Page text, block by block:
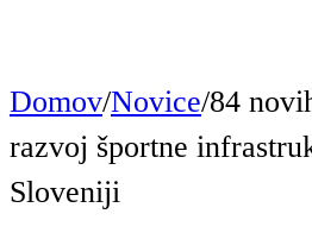
Domov/Novice/84
razvoj športne
Sloveniji